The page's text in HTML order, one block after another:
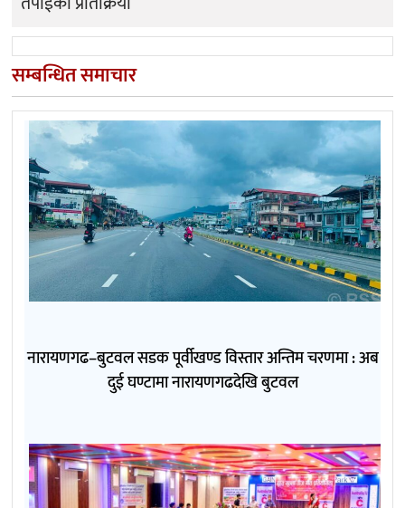
सम्बन्धित समाचार
नारायणगढ–बुटवल सडक पूर्वीखण्ड विस्तार अन्तिम चरणमा : अब
दुई घण्टामा नारायणगढदेखि बुटवल